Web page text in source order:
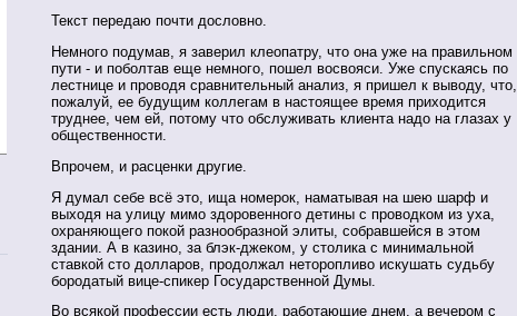
Текст передаю почти дословно.
Немного подумав, я заверил клеопатру, что она уже на правильном
пути - и поболтав еще немного, пошел восвояси. Уже спускаясь по
лестнице и проводя сравнительный анализ, я пришел к выводу, что,
пожалуй, ее будущим коллегам в настоящее время приходится
труднее, чем ей, потому что обслуживать клиента надо на глазах у
общественности.
Впрочем, и расценки другие.
Я думал себе всё это, ища номерок, наматывая на шею шарф и
выходя на улицу мимо здоровенного детины с проводком из уха,
охраняющего покой разнообразной элиты, собравшейся в этом
здании. А в казино, за блэк-джеком, у столика с минимальной
ставкой сто долларов, продолжал неторопливо искушать судьбу
бородатый вице-спикер Государственной Думы.
Во всякой профессии есть люди, работающие днем, а вечером с